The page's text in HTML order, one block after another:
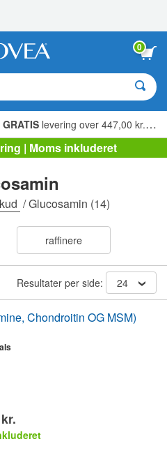
0
GRATIS levering over 447,00 kr. »
| Moms inkluderet
/Glucosamin (14)
raffinere
Resultater per side: 24
Chondroitin OG MSM)